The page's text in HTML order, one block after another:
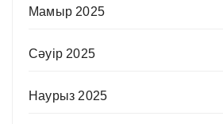
Мамыр 2025
Сәуір 2025
Наурыз 2025